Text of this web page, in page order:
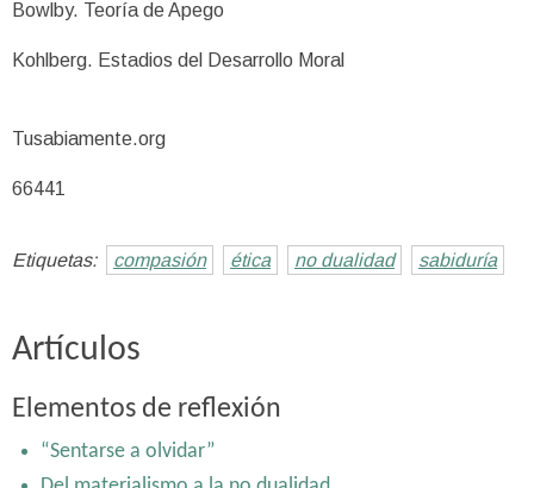
Bowlby. Teoría de Apego
Kohlberg. Estadios del Desarrollo Moral
Tusabiamente.org
66441
Etiquetas: compasión ética no dualidad sabiduría
Artículos
Elementos de reflexión
“Sentarse a olvidar”